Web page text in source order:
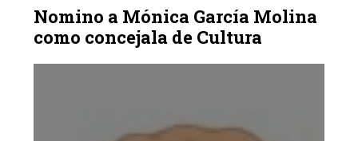
Nomino a Mónica García Molina
como concejala de Cultura